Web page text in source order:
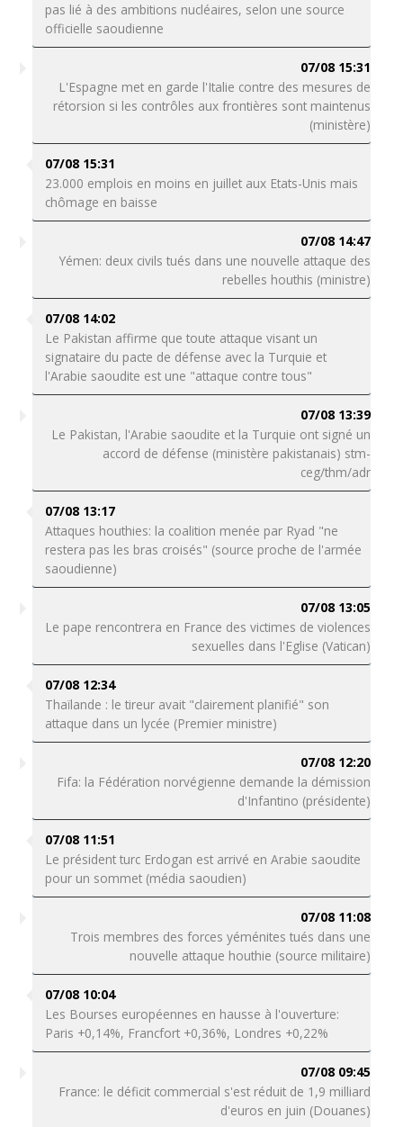
pas lié à des ambitions nucléaires, selon une source
officielle saoudienne
07/08 15:31
L'Espagne met en garde l'Italie contre des mesures de
rétorsion si les contrôles aux frontières sont maintenus
(ministère)
07/08 15:31
23.000 emplois en moins en juillet aux Etats-Unis mais
chômage en baisse
07/08 14:47
Yémen: deux civils tués dans une nouvelle attaque des
rebelles houthis (ministre)
07/08 14:02
Le Pakistan affirme que toute attaque visant un
signataire du pacte de défense avec la Turquie et
l'Arabie saoudite est une "attaque contre tous"
07/08 13:39
Le Pakistan, l'Arabie saoudite et la Turquie ont signé un
accord de défense (ministère pakistanais) stm-
ceg/thm/adr
07/08 13:17
Attaques houthies: la coalition menée par Ryad "ne
restera pas les bras croisés" (source proche de l'armée
saoudienne)
07/08 13:05
Le pape rencontrera en France des victimes de violences
sexuelles dans l'Eglise (Vatican)
07/08 12:34
Thaïlande : le tireur avait "clairement planifié" son
attaque dans un lycée (Premier ministre)
07/08 12:20
Fifa: la Fédération norvégienne demande la démission
d'Infantino (présidente)
07/08 11:51
Le président turc Erdogan est arrivé en Arabie saoudite
pour un sommet (média saoudien)
07/08 11:08
Trois membres des forces yéménites tués dans une
nouvelle attaque houthie (source militaire)
07/08 10:04
Les Bourses européennes en hausse à l'ouverture:
Paris +0,14%, Francfort +0,36%, Londres +0,22%
07/08 09:45
France: le déficit commercial s'est réduit de 1,9 milliard
d'euros en juin (Douanes)